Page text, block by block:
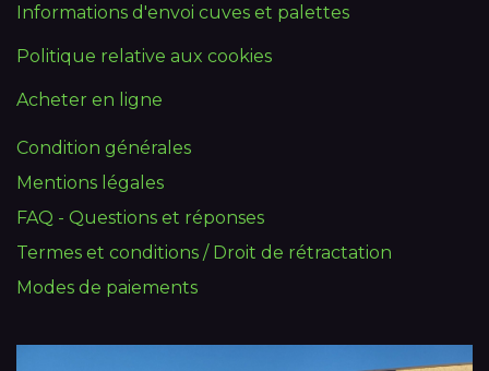
Informations d'envoi cuves et palettes
Politique relative aux cookies
Acheter en ligne
Condition générales
Mentions légales
FAQ - Questions et réponses
Termes et conditions / Droit de rétractation
Modes de paiements